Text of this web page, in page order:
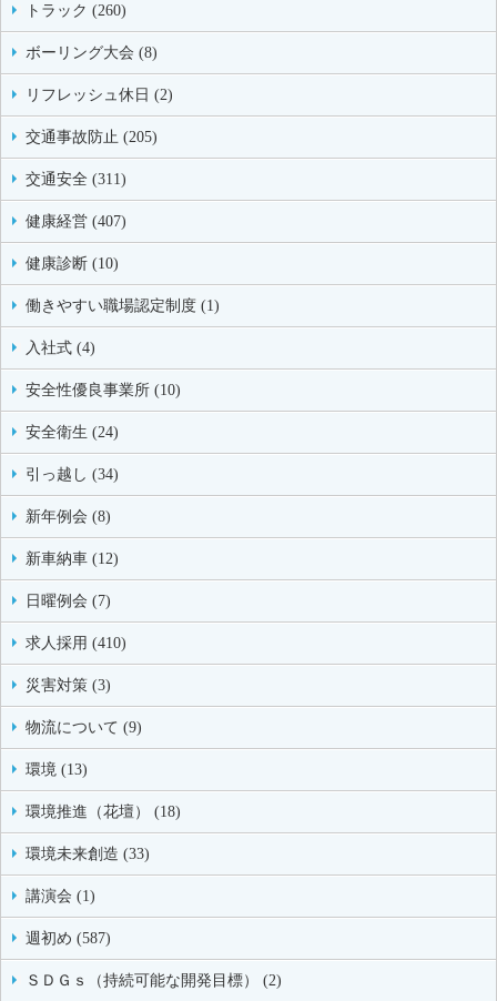
トラック (260)
ボーリング大会 (8)
リフレッシュ休日 (2)
交通事故防止 (205)
交通安全 (311)
健康経営 (407)
健康診断 (10)
働きやすい職場認定制度 (1)
入社式 (4)
安全性優良事業所 (10)
安全衛生 (24)
引っ越し (34)
新年例会 (8)
新車納車 (12)
日曜例会 (7)
求人採用 (410)
災害対策 (3)
物流について (9)
環境 (13)
環境推進（花壇） (18)
環境未来創造 (33)
講演会 (1)
週初め (587)
ＳＤＧｓ（持続可能な開発目標） (2)